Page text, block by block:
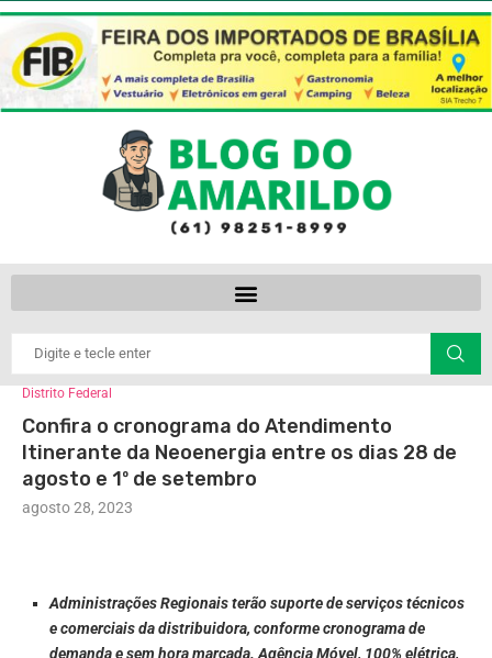
Distrito Federal
Confira o cronograma do Atendimento
Itinerante da Neoenergia entre os dias 28 de
agosto e 1º de setembro
agosto 28, 2023
Administrações Regionais terão suporte de serviços técnicos
e comerciais da distribuidora, conforme cronograma de
demanda e sem hora marcada. Agência Móvel, 100% elétrica,